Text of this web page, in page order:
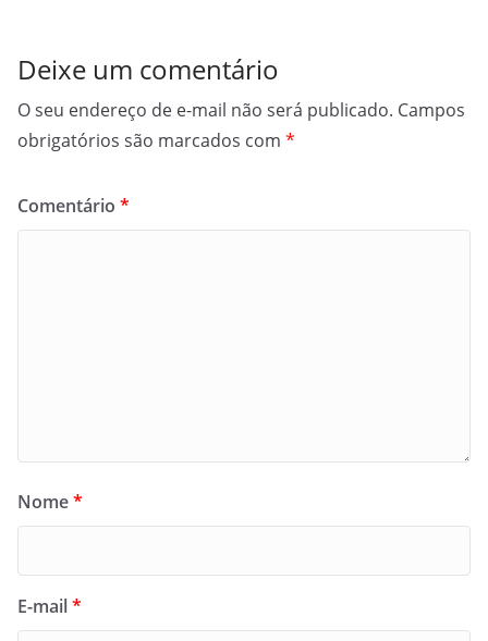
Deixe um comentário
O seu endereço de e-mail não será publicado. Campos
obrigatórios são marcados com *
Comentário *
Nome*
E-mail*